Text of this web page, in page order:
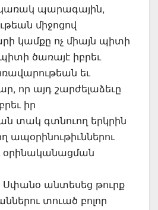
պարագային,
միջոցով
կամքը ոչ միայն պիտի
ծառայէ իբրեւ
եւ
որ այդ շարժելաձեւը
իր
տակ գտնուող երկրին
ապօրինութիւններու
անտեսեց թուրք
տուած բոլոր